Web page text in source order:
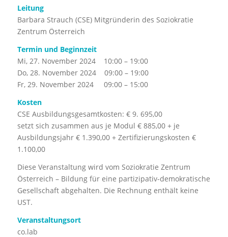
Leitung
Barbara Strauch (CSE) Mitgründerin des Soziokratie
Zentrum Österreich
Termin und Beginnzeit
Mi, 27. November 2024 10:00 – 19:00
Do, 28. November 2024 09:00 – 19:00
Fr, 29. November 2024 09:00 – 15:00
Kosten
CSE Ausbildungsgesamtkosten: € 9. 695,00
setzt sich zusammen aus je Modul € 885,00 + je
Ausbildungsjahr € 1.390,00 + Zertifizierungskosten €
1.100,00
Diese Veranstaltung wird vom Soziokratie Zentrum
Österreich – Bildung für eine partizipativ-demokratische
Gesellschaft abgehalten. Die Rechnung enthält keine
UST.
Veranstaltungsort
co.lab